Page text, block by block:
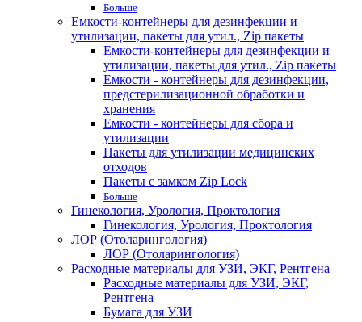
Больше
Емкости-контейнеры для дезинфекции и
утилизации, пакеты для утил., Zip пакеты
Емкости-контейнеры для дезинфекции и
утилизации, пакеты для утил., Zip пакеты
Емкости - контейнеры для дезинфекции,
предстерилизационной обработки и
хранения
Емкости - контейнеры для сбора и
утилизации
Пакеты для утилизации медицинских
отходов
Пакеты с замком Zip Lock
Больше
Гинекология, Урология, Проктология
Гинекология, Урология, Проктология
ЛОР (Отоларингология)
ЛОР (Отоларингология)
Расходные материалы для УЗИ, ЭКГ, Рентгена
Расходные материалы для УЗИ, ЭКГ,
Рентгена
Бумага для УЗИ